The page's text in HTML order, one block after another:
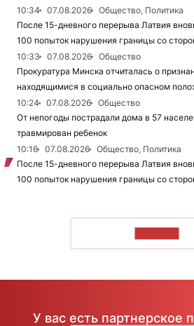
10:34
07.08.2026
Общество, Политика
После 15-дневного перерыва Латвия
100 попыток нарушения границы со
10:33
07.08.2026
Общество
Прокуратура Минска отчиталась о
находящимися в социально опасном
10:24
07.08.2026
Общество
От непогоды пострадали дома в 57
травмирован ребенок
10:16
07.08.2026
Общество, Политика
После 15-дневного перерыва Латвия
100 попыток нарушения границы со
У вас есть партнерское